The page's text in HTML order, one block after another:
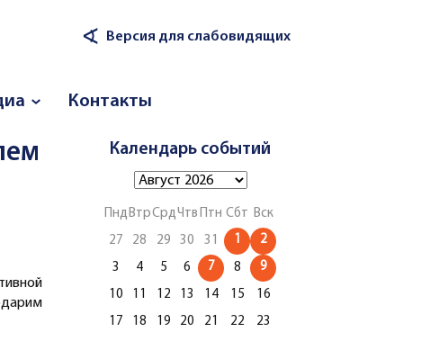
∢ Версия для слабовидящих
Контакты
Календарь событий
Пнд ВтрСрдЧтв Птн Сбт Вск
27
28 29 30 31 1 2
3 4 5 6 7 8 9
10 11 12 13 14 15
16
17
18 19 20 21 22
23